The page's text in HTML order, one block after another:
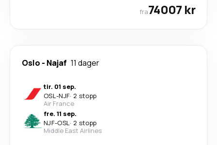
fra74007 kr
Oslo - Najaf 11 dager
tir. 01 sep.
OSL-NJF· 2 stopp
Air France
fre. 11 sep.
NJF-OSL· 2 stopp
Middle East Airlines